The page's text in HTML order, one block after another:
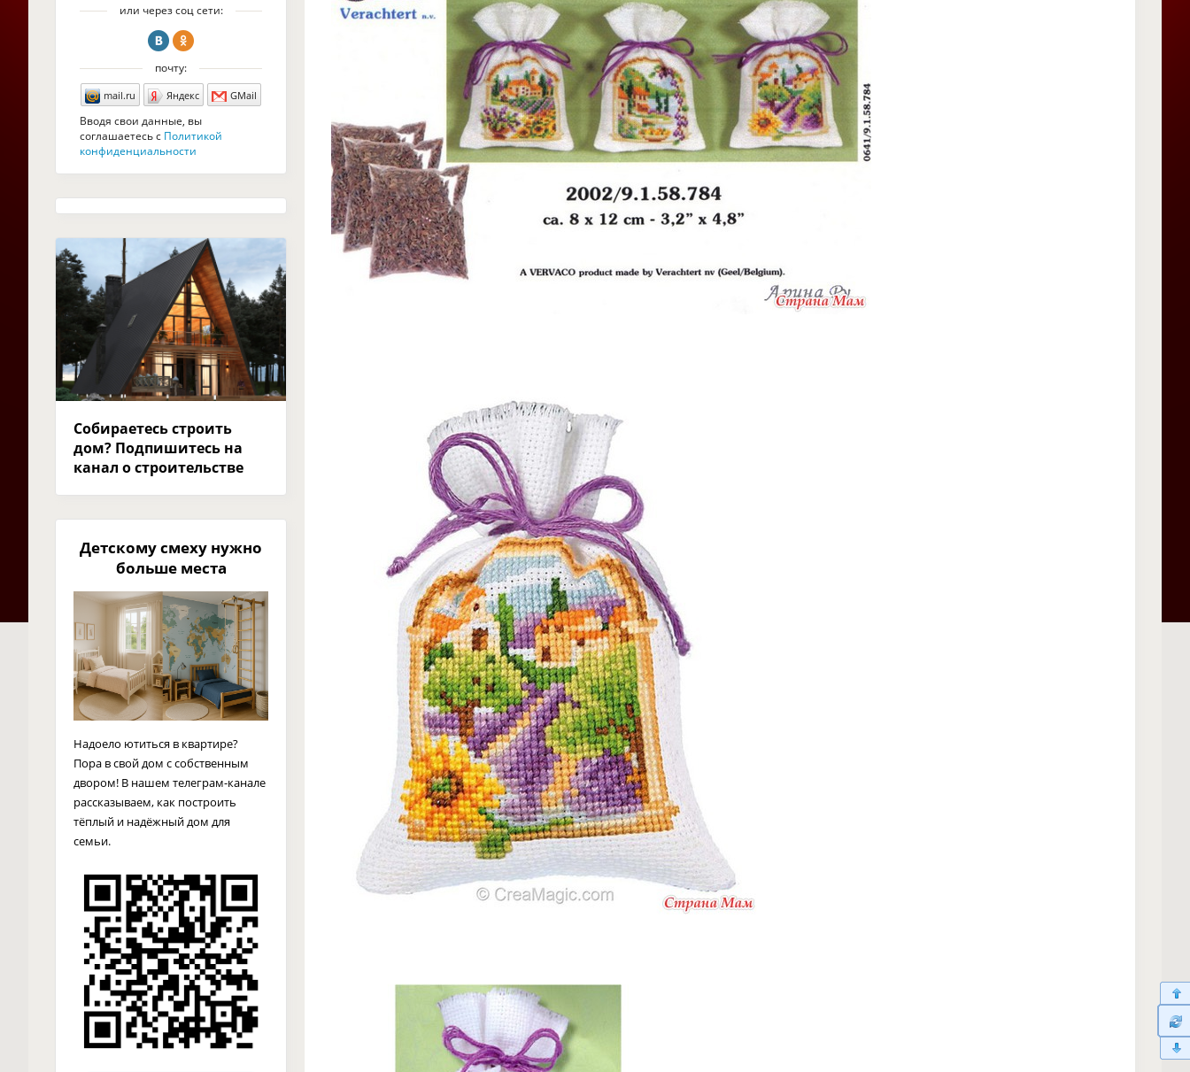
или через соц сети:
почту:
mail.ru Яндекс GMail
Вводя свои данные, вы
соглашаетесь с Политикой
конфиденциальности
Собираетесь строить
дом? Подпишитесь на
канал о строительстве
Детскому смеху нужно
больше места
Надоело ютиться в квартире?
Пора в свой дом с собственным
двором! В нашем телеграм-канале
рассказываем, как построить
тёплый и надёжный дом для
семьи.